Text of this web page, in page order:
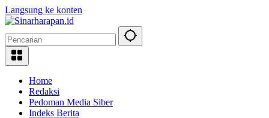
Langsung ke konten
Home
Redaksi
Pedoman Media Siber
Indeks Berita